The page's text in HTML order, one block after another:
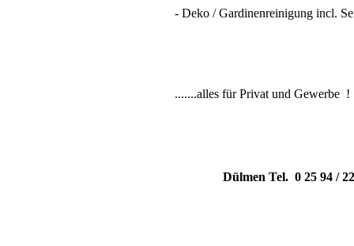
- Deko / Gardinenreinigung incl.
.......alles für Privat und Gewerbe !
Dülmen Tel. 0 25 94 /